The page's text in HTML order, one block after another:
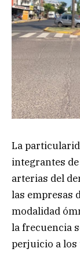
La
integrantes
arterias del
las empresas
modalidad
la frecuencia
perjuicio a los